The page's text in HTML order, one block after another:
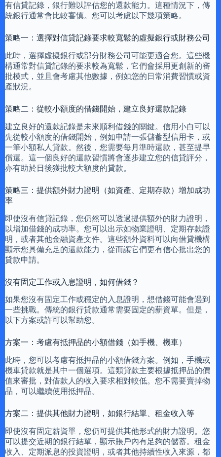
有信貸記錄，銀行難以評估您的還款能力。這種情況下，傳
統銀行通常會比較審慎。您可以考慮以下幾項策略。
策略一：選擇對信貸記錄要求較寬鬆的虛擬銀行或財務公司
此時，選擇虛擬銀行或部分財務公司可能更適合您。這些機
構通常對信貸記錄的要求較為寬鬆，它們會採用更創新的審
批模式，並且會考慮其他數據，例如您的日常消費習慣或資
產狀況。
策略二：從較小額度的借錢開始，建立良好還款記錄
建立良好的還款記錄是未來順利借錢的關鍵。信用小白可以
先從較小額度的借錢開始，例如申請一張儲蓄型信用卡，或
一筆小額私人貸款。然後，您需要每月準時還款，甚至提早
償還。這一個良好的還款習慣將會逐步建立您的信貸評分，
亦有助於日後獲批較大額度的貸款。
策略三：提供額外財力證明（如資產、定期存款）增加成功
率
即使沒有信貸記錄，您仍然可以透過提供額外的財力證明，
以增加借錢的成功率。您可以出示如物業證明、定期存款證
明，或者其他金融資產文件。這些額外資料可以向借貸機構
顯示您具備充足的還款能力，從而讓它們更有信心批出您的
貸款申請。
沒有固定工作或入息證明，如何借錢？
如果您沒有固定工作或穩定的入息證明，想借錢可能會遇到
一些挑戰。傳統的銀行貸款通常需要固定的薪資單。但是，
以下方案或許可以幫助您。
方案一：考慮有抵押品的小額借錢（如手機、機車）
此時，您可以考慮有抵押品的小額借錢方案。例如，手機或
機車貸款就是其中一個選項。這類貸款主要根據抵押品的價
值來審批，對借款人的收入要求相對較低。您不需要賣掉物
品，可以繼續使用抵押品。
方案二：提供其他財力證明，如銀行結單、租金收入等
即使沒有固定薪資單，您仍可提供其他形式的財力證明。您
可以提交近期的銀行結單，顯示賬戶內有足夠的儲蓄。租金
收入、定期派息的投資證明，或者其他持續性收入來源，都